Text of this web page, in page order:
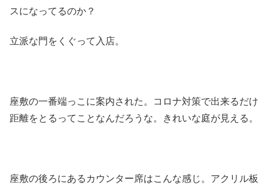
スになってるのか？
立派な門をくぐって入店。
座敷の一番端っこに案内された。コロナ対策で出来るだけ
距離をとるってことなんだろうな。きれいな庭が見える。
座敷の後ろにあるカウンター席はこんな感じ。アクリル板